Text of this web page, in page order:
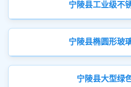
宁陵县工业级不
宁陵县椭圆形玻
宁陵县大型绿